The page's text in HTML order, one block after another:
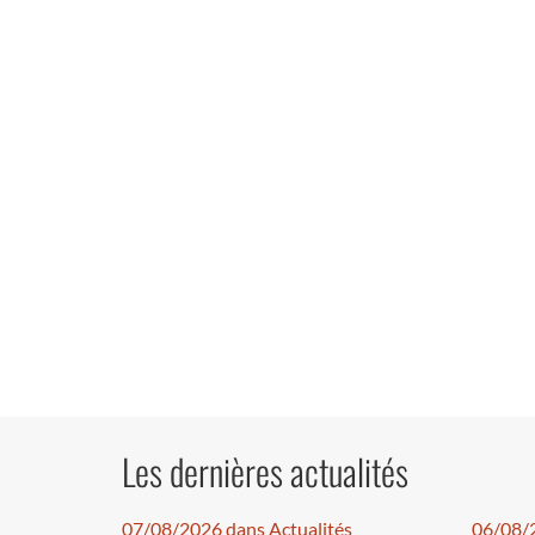
Les dernières actualités
07/08/2026 dans Actualités 06/08/